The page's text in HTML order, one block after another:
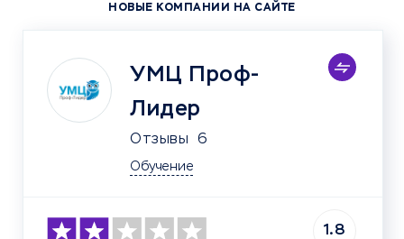
НОВЫЕ КОМПАНИИ НА САЙТЕ
УМЦ Проф-
Лидер
Отзывы 6
Обучение
1.8